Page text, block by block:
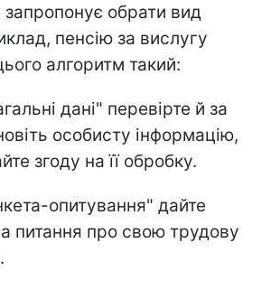
обрати вид
пенсію за вислугу
алгоритм такий:
дані" перевірте й за
особисту інформацію,
згоду на її обробку.
опитування" дайте
питання про свою трудову